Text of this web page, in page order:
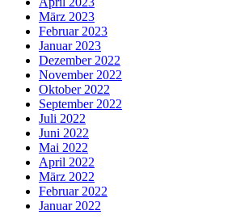
März 2023
Februar 2023
Januar 2023
Dezember 2022
November 2022
Oktober 2022
September 2022
Juli 2022
Juni 2022
Mai 2022
April 2022
März 2022
Februar 2022
Januar 2022